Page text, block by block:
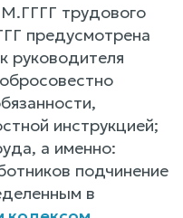
трудового
предусмотрена
руководителя
инструкцией;
а именно:
подчинение
в